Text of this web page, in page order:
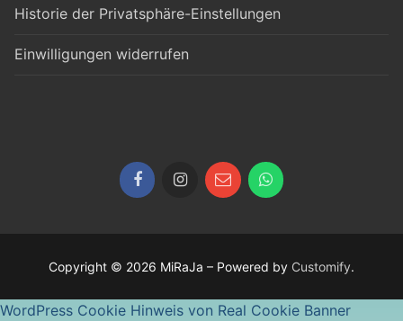
Historie der Privatsphäre-Einstellungen
Einwilligungen widerrufen
Copyright © 2026 MiRaJa – Powered by Customify.
WordPress Cookie Hinweis von Real Cookie Banner